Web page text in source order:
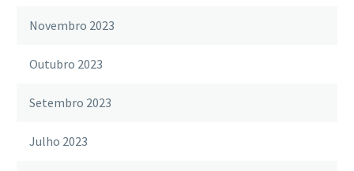
Novembro 2023
Outubro 2023
Setembro 2023
Julho 2023